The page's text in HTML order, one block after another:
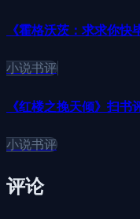
《霍格沃茨：求求你快
小说书评
《红楼之挽天倾》扫书
小说书评
评论